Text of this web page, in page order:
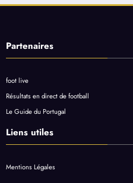
Partenaires
foot live
Résultats en direct de football
Le Guide du Portugal
Liens utiles
Mentions Légales